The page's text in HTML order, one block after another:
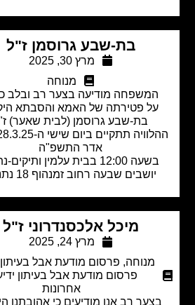
בת-שבע גרוסמן ז"ל
מרץ 30, 2025
מנוחה
המשפחה מודיעה בצער רב ובלב כואב
על פטירתה של האמא והסבתא היקרה
בת-שבע גרוסמן (לבית שאער) ז"ל
ההלוויה תתקיים ביום שישי ה-28.3.25, כ"ח
אדר התשפ"ה
יושבים שבעה רחוב זמנהוף 18 נתניה.
מיכל אלכסנדרוני ז"ל
מרץ 24, 2025
פרסום מודעת אבל בעיתון הארץ,
פרסום מודעת אבל בעיתון ידיעות
אחרונות
רב אנו מודיעים כי אהובתנו היקרה